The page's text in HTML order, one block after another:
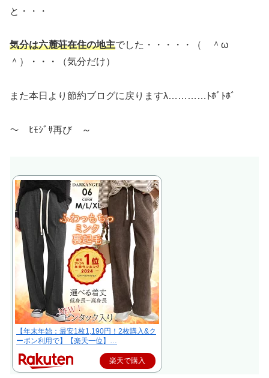
と・・・
気分は六麓荘在住の地主でした・・・・・（ ＾ω
＾）・・・（気分だけ）
また本日より節約ブログに戻りますλ…………ﾄﾎﾞﾄﾎﾞ
～ ﾋﾓｼﾞｻ再び ～
【年末年始：最安1枚1,190円！2枚購入&ク
ーポン利用で】【楽天一位】…
楽天で購入